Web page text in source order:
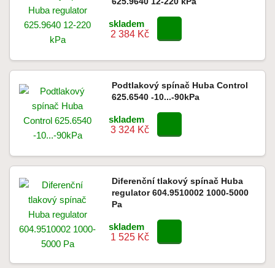
skladem
2 384 Kč
Podtlakový spínač Huba Control
625.6540 -10...-90kPa
skladem
3 324 Kč
Diferenční tlakový spínač Huba
regulator 604.9510002 1000-5000
Pa
skladem
1 525 Kč